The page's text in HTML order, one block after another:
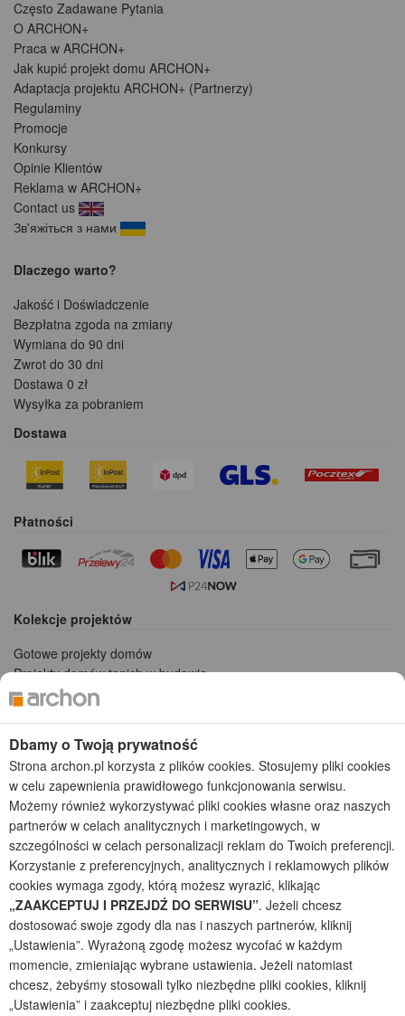
Często Zadawane Pytania
O ARCHON+
Praca w ARCHON+
Jak kupić projekt domu ARCHON+
Adaptacja projektu ARCHON+ (Partnerzy)
Regulaminy
Promocje
Konkursy
Opinie Klientów
Reklama w ARCHON+
Contact us
Зв'яжіться з нами
Dlaczego warto?
Jakość i Doświadczenie
Bezpłatna zgoda na zmiany
Wymiana do 90 dni
Zwrot do 30 dni
Dostawa 0 zł
Wysyłka za pobraniem
Dostawa
Płatności
Kolekcje projektów
Gotowe projekty domów
Projekty domów tanich w budowie
Projekty domów szeregowych
Projekty małych domów (do 150 m2)
Projekty domów bliźniaczych
Projekty domów nowoczesnych
Projekty domów parterowych
2026 © ARCHON+ Biuro Projektów - Tradycyjne i nowoczesne gotowe
projekty domów - autorska pracownia architektoniczna założona w 1990r.
przez arch. Barbarę Mendel
Z uwagi na ciągłe doskonalenie procesu powstawania projektów (zgodnie z
normą ISO 9001), prezentowane na stronie projekty domów mogą
nieznacznie różnić się od dokumentacji technicznej.
Informujemy, iż w celu optymalizacji treści dostępnych w naszym sklepie,
dostosowania ich do Państwa indywidualnych potrzeb korzystamy z
informacji zapisanych za pomocą plików cookies na urządzeniach
końcowych użytkowników. Pliki cookies użytkownik może kontrolować za
pomocą ustawień swojej przeglądarki internetowej. Dalsze korzystanie z
Dbamy o Twoją prywatność
Strona archon.pl korzysta z plików cookies. Stosujemy pliki cookies
w celu zapewnienia prawidłowego funkcjonowania serwisu.
Możemy również wykorzystywać pliki cookies własne oraz naszych
partnerów w celach analitycznych i marketingowych, w
szczególności w celach personalizacji reklam do Twoich preferencji.
Korzystanie z preferencyjnych, analitycznych i reklamowych plików
cookies wymaga zgody, którą możesz wyrazić, klikając
„ZAAKCEPTUJ I PRZEJDŹ DO SERWISU”. Jeżeli chcesz
dostosować swoje zgody dla nas i naszych partnerów, kliknij
„Ustawienia”. Wyrażoną zgodę możesz wycofać w każdym
momencie, zmieniając wybrane ustawienia. Jeżeli natomiast
chcesz, żebyśmy stosowali tylko niezbędne pliki cookies, kliknij
„Ustawienia” i zaakceptuj niezbędne pliki cookies.